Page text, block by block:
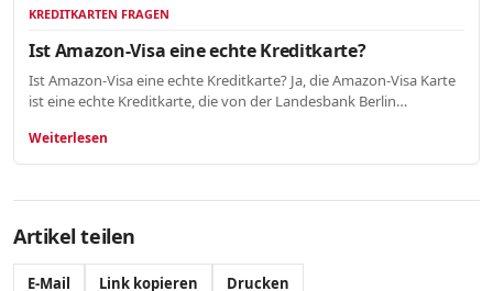
KREDITKARTEN FRAGEN
Ist Amazon-Visa eine echte Kreditkarte?
Ist Amazon-Visa eine echte Kreditkarte? Ja, die Amazon-Visa Karte
ist eine echte Kreditkarte, die von der Landesbank Berlin…
Weiterlesen
Artikel teilen
E-Mail Link kopieren Drucken